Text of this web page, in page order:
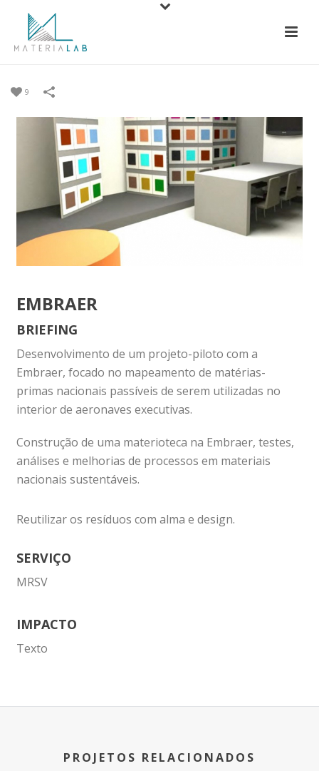
9
EMBRAER
BRIEFING
Desenvolvimento de um projeto-piloto com a
Embraer, focado no mapeamento de matérias-
primas nacionais passíveis de serem utilizadas no
interior de aeronaves executivas.
Construção de uma materioteca na Embraer, testes,
análises e melhorias de processos em materiais
nacionais sustentáveis.
Reutilizar os resíduos com alma e design.
SERVIÇO
MRSV
IMPACTO
Texto
PROJETOS RELACIONADOS